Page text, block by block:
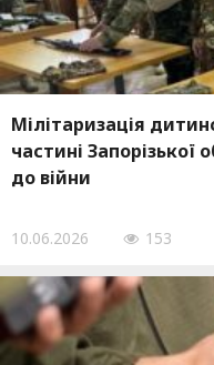
Мілітаризація
частині Запорізької
до війни
10.06.2026 153